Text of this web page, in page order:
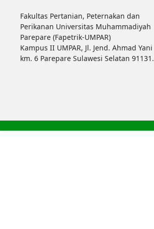
Fakultas Pertanian, Peternakan dan
Perikanan Universitas Muhammadiyah
Parepare (Fapetrik-UMPAR)
Kampus II UMPAR, Jl. Jend. Ahmad Yani
km. 6 Parepare Sulawesi Selatan 91131.